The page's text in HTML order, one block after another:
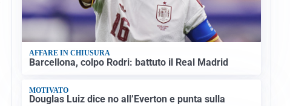
AFFARE IN CHIUSURA
Barcellona, colpo Rodri: battuto il Real Madrid
MOTIVATO
Douglas Luiz dice no all’Everton e punta sulla